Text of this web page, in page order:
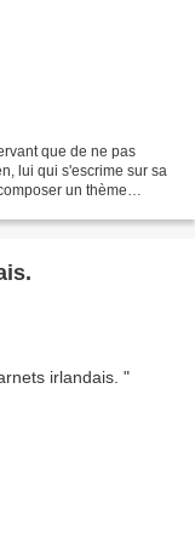
que de ne pas
lui qui s'escrime sur sa
un thème